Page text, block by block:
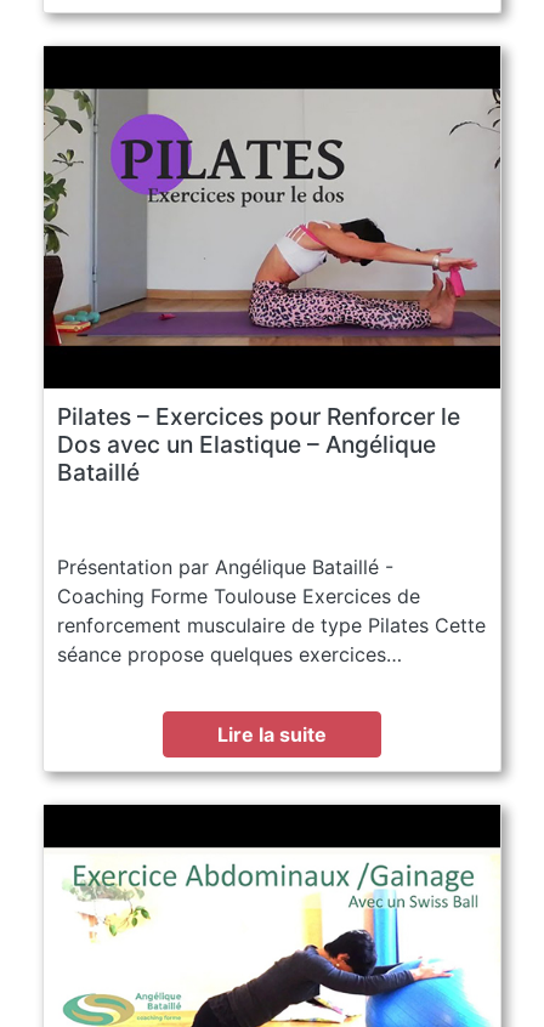
Pilates – Exercices pour Renforcer le
Dos avec un Elastique – Angélique
Bataillé
Présentation par Angélique Bataillé -
Coaching Forme Toulouse Exercices de
renforcement musculaire de type Pilates Cette
séance propose quelques exercices…
Lire la suite